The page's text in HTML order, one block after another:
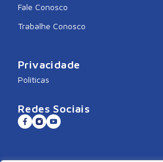
Fale Conosco
Trabalhe Conosco
Privacidade
Políticas
Redes Sociais